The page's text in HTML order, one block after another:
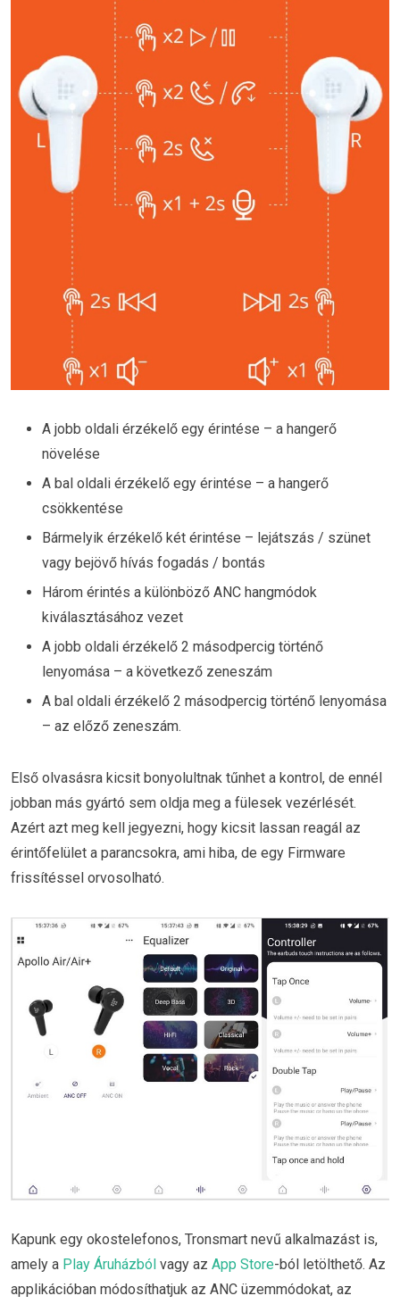
A jobb oldali érzékelő egy érintése – a hangerő
növelése
A bal oldali érzékelő egy érintése – a hangerő
csökkentése
Bármelyik érzékelő két érintése – lejátszás / szünet
vagy bejövő hívás fogadás / bontás
Három érintés a különböző ANC hangmódok
kiválasztásához vezet
A jobb oldali érzékelő 2 másodpercig történő
lenyomása – a következő zeneszám
A bal oldali érzékelő 2 másodpercig történő lenyomása
– az előző zeneszám.
Első olvasásra kicsit bonyolultnak tűnhet a kontrol, de ennél
jobban más gyártó sem oldja meg a fülesek vezérlését.
Azért azt meg kell jegyezni, hogy kicsit lassan reagál az
érintőfelület a parancsokra, ami hiba, de egy Firmware
frissítéssel orvosolható.
Kapunk egy okostelefonos, Tronsmart nevű alkalmazást is,
amely a Play Áruházból vagy az App Store-ból letölthető. Az
applikációban módosíthatjuk az ANC üzemmódokat, az